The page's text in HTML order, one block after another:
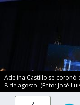
Adelina Castillo se coronó
8 de agosto. (Foto: José
2